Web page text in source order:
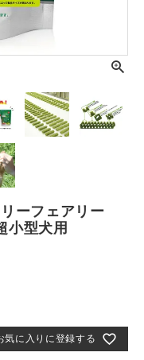
ーフェアリー
小型犬用
気に入りに登録する